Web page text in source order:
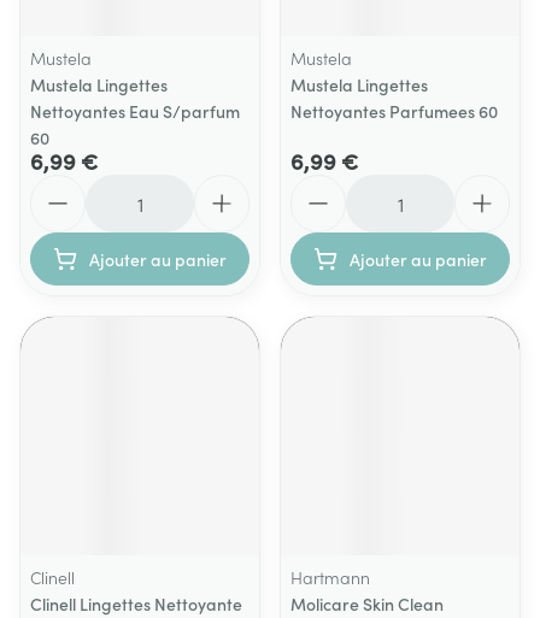
Mustela
Mustela Lingettes
Nettoyantes Eau S/parfum
60
6,99 €
Ajouter au panier
Mustela
Mustela Lingettes
Nettoyantes Parfumees 60
6,99 €
Ajouter au panier
Clinell
Clinell Lingettes Nettoyante
Hartmann
Molicare Skin Clean